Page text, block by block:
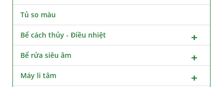
Tủ so màu
Bể cách thủy - Điều nhiệt
Bể rửa siêu âm
Máy li tâm